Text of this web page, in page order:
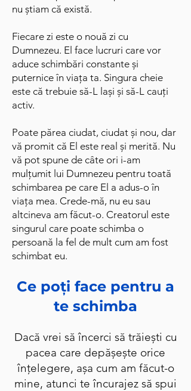
nu știam că există.
Fiecare zi este o nouă zi cu
Dumnezeu. El face lucruri care vor
aduce schimbări constante și
puternice în viața ta. Singura cheie
este că trebuie să-L lași și să-L cauți
activ.
Poate părea ciudat, ciudat și nou, dar
vă promit că El este real și merită. Nu
vă pot spune de câte ori i-am
mulțumit lui Dumnezeu pentru toată
schimbarea pe care El a adus-o în
viața mea. Crede-mă, nu eu sau
altcineva am făcut-o. Creatorul este
singurul care poate schimba o
persoană la fel de mult cum am fost
schimbat eu.
Ce poți face pentru a
te schimba
Dacă vrei să încerci să trăiești cu
pacea care depășește orice
înțelegere, așa cum am făcut-o
mine, atunci te încurajez să spui